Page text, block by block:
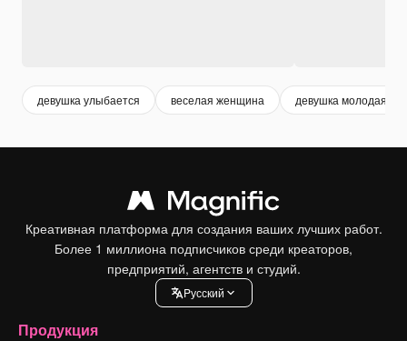
девушка улыбается веселая женщина девушка молодая
Креативная платформа для создания ваших лучших работ.
Более 1 миллиона подписчиков среди креаторов,
предприятий, агентств и студий.
Pусский
Продукция